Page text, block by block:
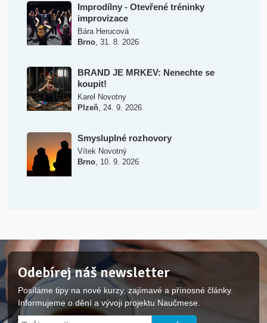
Improdílny - Otevřené tréninky
improvizace
Bára Herucová
Brno, 31. 8. 2026
BRAND JE MRKEV: Nenechte se
koupit!
Karel Novotny
Plzeň, 24. 9. 2026
Smysluplné rozhovory
Vítek Novotný
Brno, 10. 9. 2026
Odebírej náš newsletter
Posíláme tipy na nové kurzy, zajímavé a přínosné články.
Informujeme o dění a vývoji projektu Naučmese.